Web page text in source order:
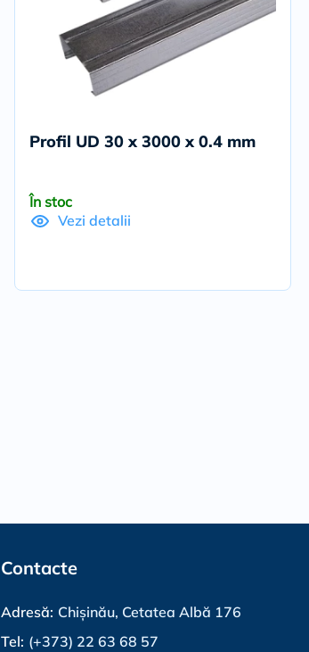
Profil UD 30 x 3000 x 0.4 mm
În stoc
Vezi detalii
Contacte
Adresă: Chișinău, Cetatea Albă 176
Tel: (+373) 22 63 68 57